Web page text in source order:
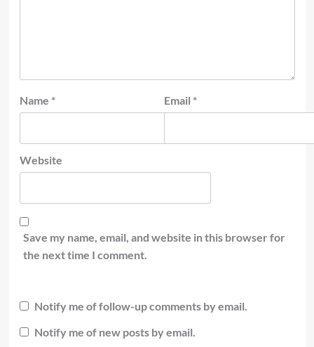
Name * Email *
Website
Save my name, email, and website in this browser for
the next time I comment.
Notify me of follow-up comments by email.
Notify me of new posts by email.